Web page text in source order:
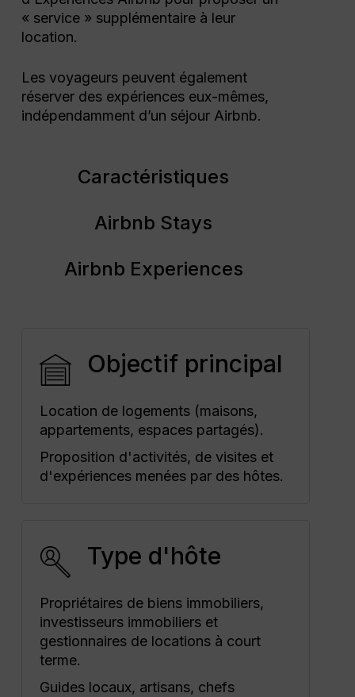
« service » supplémentaire à leur
location.
Les voyageurs peuvent également
réserver des expériences eux-mêmes,
indépendamment d’un séjour Airbnb.
Caractéristiques
Airbnb Stays
Airbnb Experiences
Objectif principal
Location de logements (maisons,
appartements, espaces partagés).
Proposition d'activités, de visites et
d'expériences menées par des hôtes.
Type d'hôte
Propriétaires de biens immobiliers,
investisseurs immobiliers et
gestionnaires de locations à court
terme.
Guides locaux, artisans, chefs